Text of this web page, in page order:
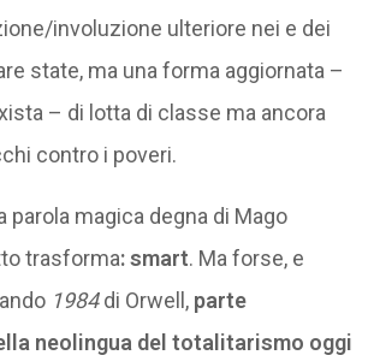
involuzione ulteriore nei e dei
state, ma una forma aggiornata –
– di lotta di classe ma ancora
contro i poveri.
parola magica degna di Mago
trasforma: smart. Ma forse, e
1984di Orwell, parte
neolingua del totalitarismo oggi